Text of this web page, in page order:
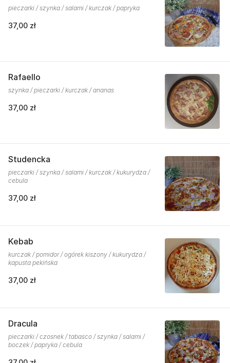
pieczarki / szynka / salami / kurczak / papryka
37,00 zł
Rafaello
szynka / pieczarki / kurczak / ananas
37,00 zł
Studencka
pieczarki / szynka / salami / kurczak / kukurydza /
cebula
37,00 zł
Kebab
kurczak / pomidor / ogórek kiszony / kukurydza /
kapusta pekińska
37,00 zł
Dracula
pieczarki / czosnek / tabasco / szynka / salami /
boczek / papryka / cebula